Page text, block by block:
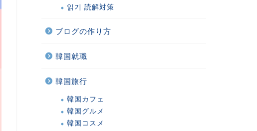
읽기 読解対策
ブログの作り方
韓国就職
韓国旅行
韓国カフェ
韓国グルメ
韓国コスメ